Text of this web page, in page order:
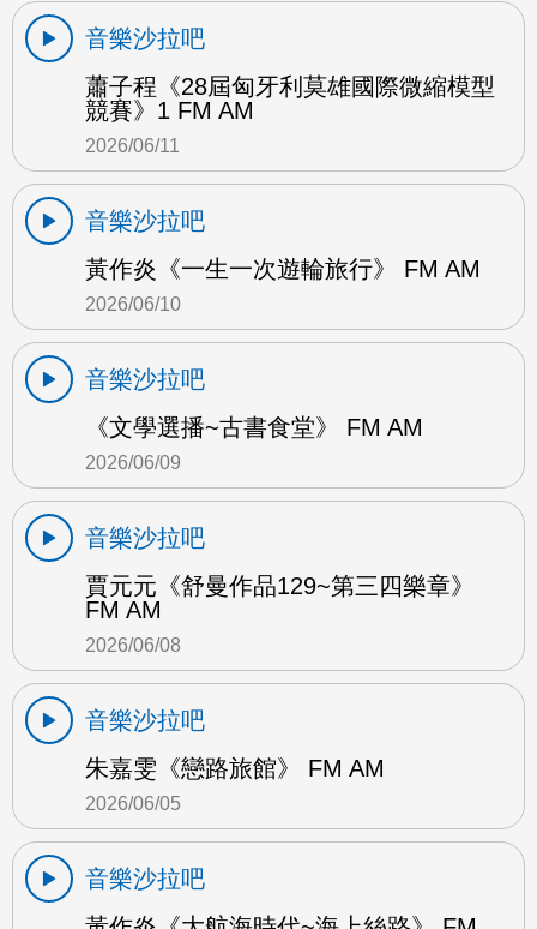
音樂沙拉吧
蕭子程《28屆匈牙利莫雄國際微縮模型
競賽》1 FM AM
2026/06/11
音樂沙拉吧
黃作炎《一生一次遊輪旅行》 FM AM
2026/06/10
音樂沙拉吧
《文學選播~古書食堂》 FM AM
2026/06/09
音樂沙拉吧
賈元元《舒曼作品129~第三四樂章》
FM AM
2026/06/08
音樂沙拉吧
朱嘉雯《戀路旅館》 FM AM
2026/06/05
音樂沙拉吧